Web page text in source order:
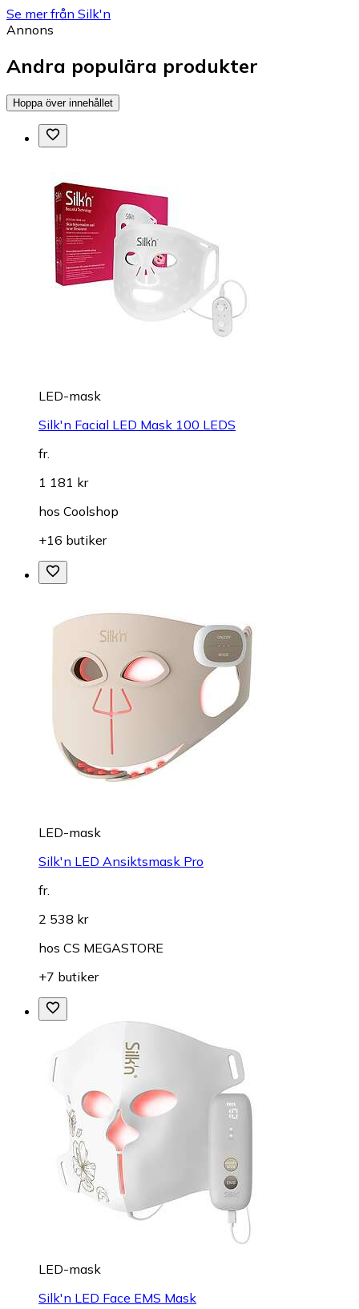
Se mer från Silk'n
Annons
Andra populära produkter
Hoppa över innehållet
LED-mask
Silk'n Facial LED Mask 100 LEDS
fr.
1 181 kr
hos Coolshop
+16 butiker
LED-mask
Silk'n LED Ansiktsmask Pro
fr.
2 538 kr
hos CS MEGASTORE
+7 butiker
LED-mask
Silk'n LED Face EMS Mask